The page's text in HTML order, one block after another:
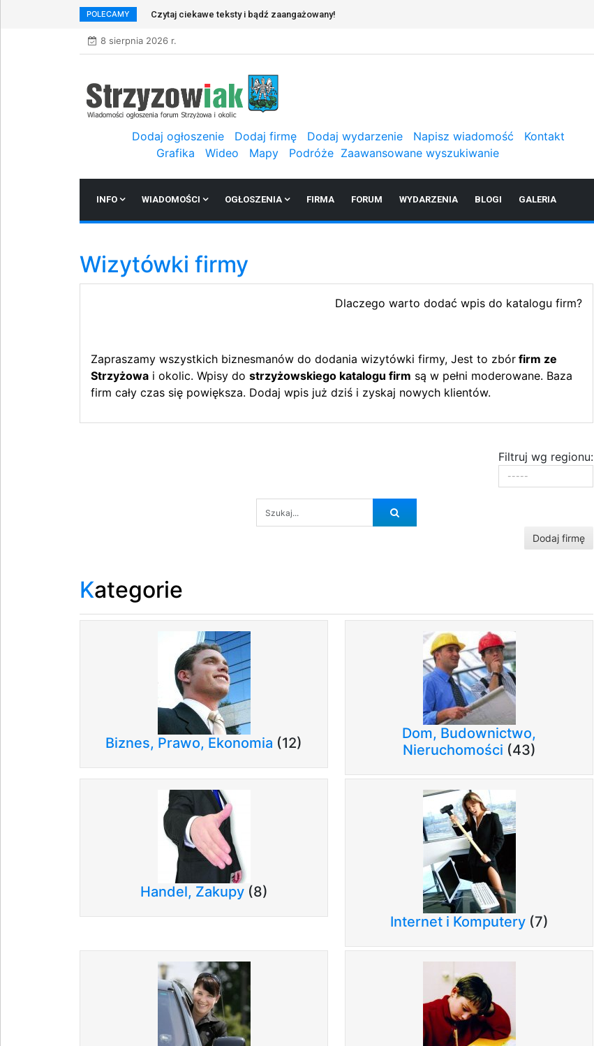
POLECAMY Czytaj ciekawe teksty i bądź zaangażowany!
8 sierpnia 2026 r.
Dodaj ogłoszenie Dodaj firmę Dodaj wydarzenie Napisz wiadomość
Kontakt
Grafika
Wideo Mapy Podróże Zaawansowane wyszukiwanie
INFO WIADOMOŚCI OGŁOSZENIA FIRMA FORUM WYDARZENIA BLOGI GALERIA
Wizytówki firmy
Dlaczego warto dodać wpis do katalogu firm?
Zapraszamy wszystkich biznesmanów do dodania wizytówki firmy, Jest to zbór firm ze
Strzyżowa i okolic. Wpisy do strzyżowskiego katalogu firm są w pełni moderowane. Baza
firm cały czas się powiększa. Dodaj wpis już dziś i zyskaj nowych klientów.
Filtruj wg regionu:
Dodaj firmę
Kategorie
Biznes, Prawo, Ekonomia (12)
Dom, Budownictwo,
Nieruchomości (43)
Handel, Zakupy(8)
Internet i Komputery(7)